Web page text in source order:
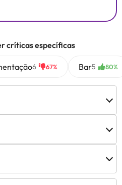
críticas específicas
6 67% Bar5 80%